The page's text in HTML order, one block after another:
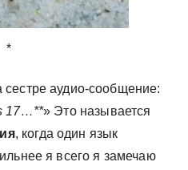
*
аудио-сообщение:
17…**» Это называется
, когда один язык
я всего я замечаю